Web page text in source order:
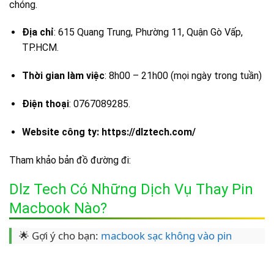
chóng.
Địa chỉ: 615 Quang Trung, Phường 11, Quận Gò Vấp,
TP.HCM.
Thời gian làm việc: 8h00 – 21h00 (mọi ngày trong tuần)
Điện thoại: 0767089285.
Website công ty: https://dlztech.com/
Tham khảo bản đồ đường đi:
Dlz Tech Có Những Dịch Vụ Thay Pin
Macbook Nào?
🌟 Gợi ý cho bạn: macbook sạc không vào pin